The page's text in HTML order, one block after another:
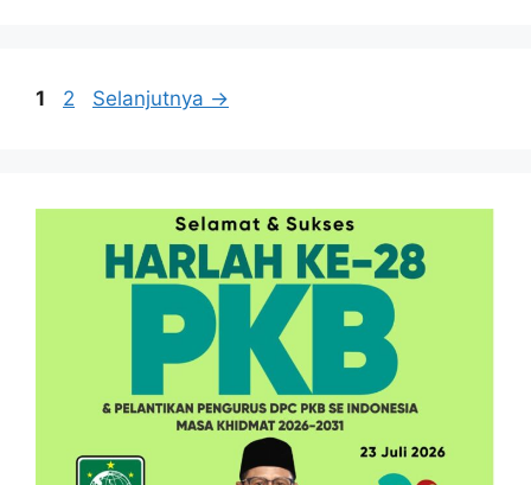
Halaman
1 Halaman
2 Selanjutnya →